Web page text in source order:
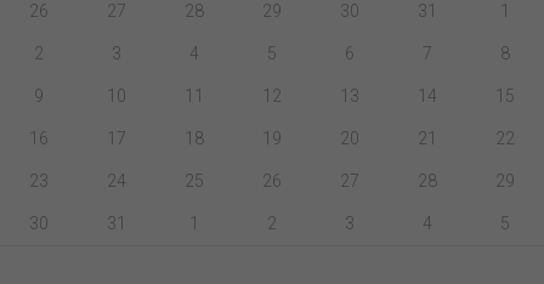
26 27 28 29 30 31 1
2 3 4 5 6 7 8
9 10 11 12 13 14 15
16 17 18 19 20 21 22
23 24 25 26 27 28 29
30 31 1 2 3 4 5